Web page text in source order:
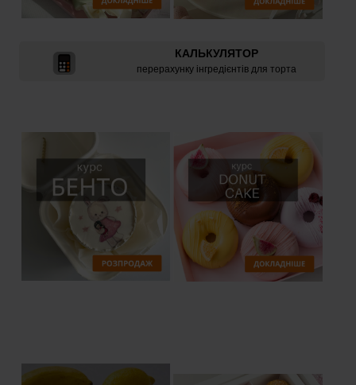
КАЛЬКУЛЯТОР
перерахунку інгредієнтів для торта